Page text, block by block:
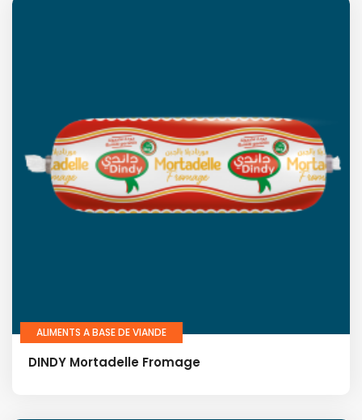
ALIMENTS A BASE DE VIANDE
DINDY Mortadelle Fromage